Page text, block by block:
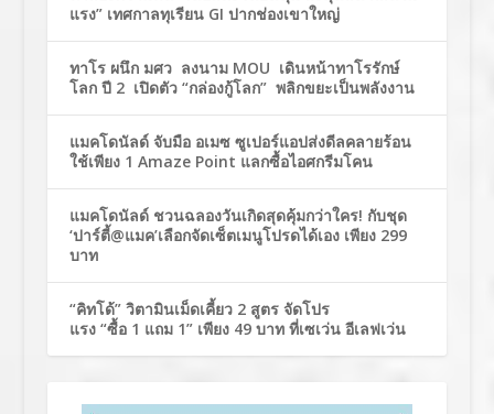
แรง” เทศกาลทุเรียน GI ปากช่องเขาใหญ่
ทาโร ผนึก มศว ลงนาม MOU เดินหน้าทาโรรักษ์
โลก ปี 2 เปิดตัว “กล่องกู้โลก” พลิกขยะเป็นพลังงาน
แมคโดนัลด์ จับมือ อเมซ ซูเปอร์แอปส่งดีลคลายร้อน
ใช้เพียง 1 Amaze Point แลกซื้อไอศกรีมโคน
แมคโดนัลด์ ชวนฉลองวันเกิดสุดคุ้มกว่าใคร! กับชุด
‘ปาร์ตี้@แมค’เลือกจัดเซ็ตเมนูโปรดได้เอง เพียง 299
บาท
“คิทโด้” วิตามินเม็ดเคี้ยว 2 สูตร จัดโปร
แรง “ซื้อ 1 แถม 1” เพียง 49 บาท ที่เซเว่น อีเลฟเว่น